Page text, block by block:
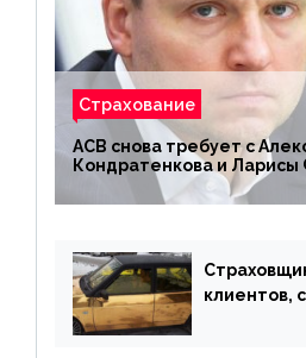
Страхование
АСВ снова требует с
Кондратенкова и Ларисы
возмещения убытков на
клиентов,